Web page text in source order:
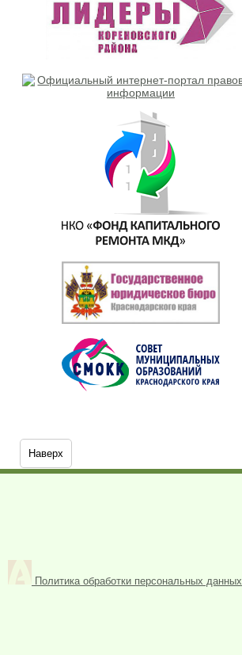
Наверх
Политика обработки персональных данных